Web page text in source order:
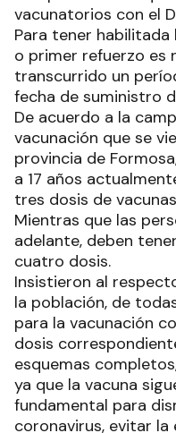
vacunatorios con el
Para tener habilitada
o primer refuerzo es
transcurrido un
fecha de suministro
De acuerdo a la
vacunación que se
provincia de
a 17 años
tres dosis de
Mientras que las
adelante, deben
cuatro dosis.
Insistieron al
la población, de
para la vacunación
dosis
esquemas
ya que la vacuna
fundamental para
coronavirus, evitar